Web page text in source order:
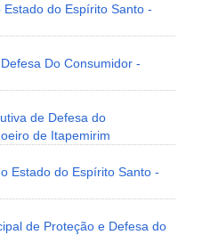
do Espírito Santo -
Do Consumidor -
de Defesa do
de Itapemirim
Estado do Espírito Santo -
de Proteção e Defesa do